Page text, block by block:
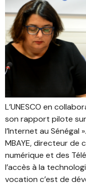
L’UNESCO en
son rapport pilote
l’Internet au Sénégal
MBAYE, directeur de
numérique et des
l’accès à la
vocation c’est de